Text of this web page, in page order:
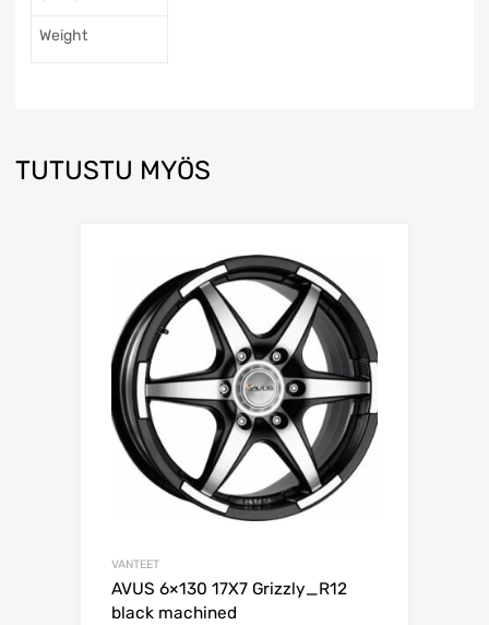
Weight
TUTUSTU MYÖS
VANTEET
AVUS 6×130 17X7 Grizzly_R12
black machined